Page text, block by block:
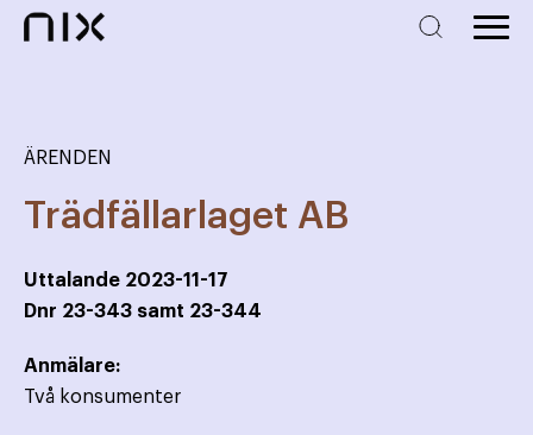
ÄRENDEN
Trädfällarlaget AB
Uttalande 2023-11-17
Dnr 23-343 samt 23-344
Anmälare:
Två konsumenter